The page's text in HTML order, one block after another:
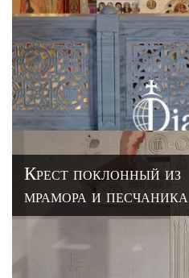
Крест поклонный из
мрамора и песчаника